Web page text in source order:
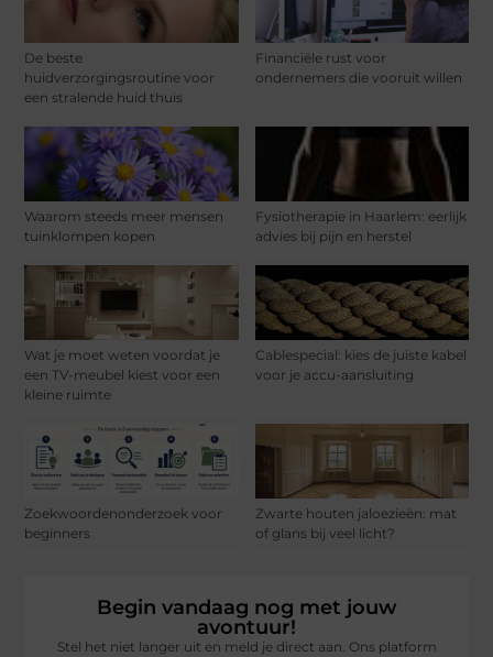
De beste
huidverzorgingsroutine voor
een stralende huid thuis
Financiële rust voor
ondernemers die vooruit willen
Waarom steeds meer mensen
tuinklompen kopen
Fysiotherapie in Haarlem: eerlijk
advies bij pijn en herstel
Wat je moet weten voordat je
een TV-meubel kiest voor een
kleine ruimte
Cablespecial: kies de juiste kabel
voor je accu-aansluiting
Zoekwoordenonderzoek voor
beginners
Zwarte houten jaloezieën: mat
of glans bij veel licht?
Begin vandaag nog met jouw
avontuur!
Stel het niet langer uit en meld je direct aan. Ons platform